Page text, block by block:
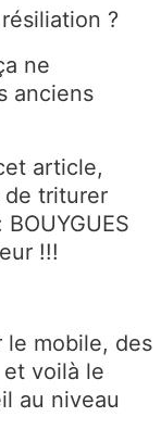
?
ne
anciens
article,
de triturer
!!!
le mobile, des
et voilà le
au niveau